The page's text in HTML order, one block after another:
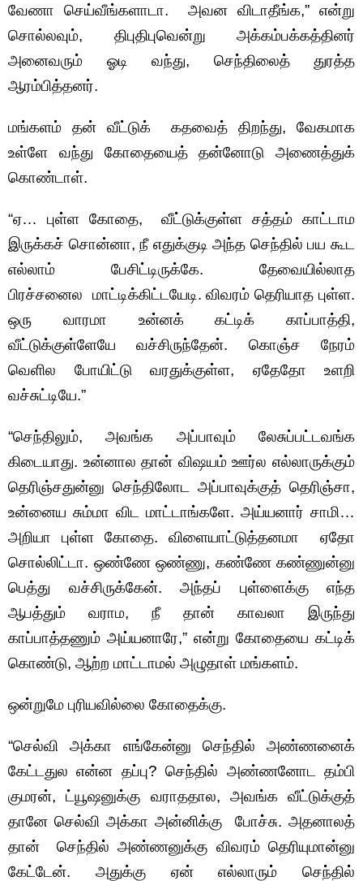
வேணா செய்வீங்களாடா. அவன விடாதீங்க,” என்று
சொல்லவும், திபுதிபுவென்று அக்கம்பக்கத்தினர்
அனைவரும் ஓடி வந்து, செந்திலைத் துரத்த
ஆரம்பித்தனர்.
மங்களம் தன் வீட்டுக் கதவைத் திறந்து, வேகமாக
உள்ளே வந்து கோதையைத் தன்னோடு அணைத்துக்
கொண்டாள்.
“ஏ… புள்ள கோதை, வீட்டுக்குள்ள சத்தம் காட்டாம
இருக்கச் சொன்னா, நீ எதுக்குடி அந்த செந்தில் பய கூட
எல்லாம் பேசிட்டிருக்கே. தேவையில்லாத
பிரச்சனைல மாட்டிக்கிட்டயேடி. விவரம் தெரியாத புள்ள.
ஒரு வாரமா உன்னக் கட்டிக் காப்பாத்தி,
வீட்டுக்குள்ளேயே வச்சிருந்தேன். கொஞ்ச நேரம்
வெளில போயிட்டு வரதுக்குள்ள, ஏதேதோ உளறி
வச்சுட்டியே.”
“செந்திலும், அவங்க அப்பாவும் லேசுப்பட்டவங்க
கிடையாது. உன்னால தான் விஷயம் ஊர்ல எல்லாருக்கும்
தெரிஞ்சதுன்னு செந்திலோட அப்பாவுக்குத் தெரிஞ்சா,
உன்னைய சும்மா விட மாட்டாங்களே. அய்யனார் சாமி…
அறியா புள்ள கோதை. விளையாட்டுத்தனமா ஏதோ
சொல்லிட்டா. ஒண்ணே ஒண்ணு, கண்ணே கண்ணுன்னு
பெத்து வச்சிருக்கேன். அந்தப் புள்ளைக்கு எந்த
ஆபத்தும் வராம, நீ தான் காவலா இருந்து
காப்பாத்தணும் அய்யனாரே,” என்று கோதையை கட்டிக்
கொண்டு, ஆற்ற மாட்டாமல் அழுதாள் மங்களம்.
ஒன்றுமே புரியவில்லை கோதைக்கு.
“செல்வி அக்கா எங்கேன்னு செந்தில் அண்ணனைக்
கேட்டதுல என்ன தப்பு? செந்தில் அண்ணனோட தம்பி
குமரன், ட்யூஷனுக்கு வராததால, அவங்க வீட்டுக்குத்
தானே செல்வி அக்கா அன்னிக்கு போச்சு. அதனாலத்
தான் செந்தில் அண்ணனுக்கு விவரம் தெரியுமான்னு
கேட்டேன். அதுக்கு ஏன் எல்லாரும் செந்தில்